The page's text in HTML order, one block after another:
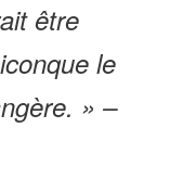
être
le
» –